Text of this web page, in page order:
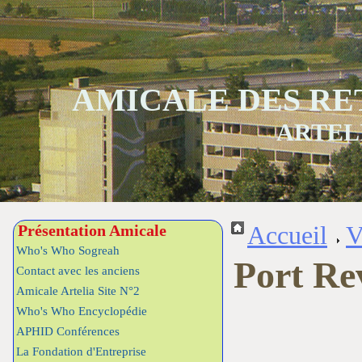
AMICALE DES
Présentation Amicale
Who's Who Sogreah
Contact avec les anciens
Amicale Artelia Site N°2
Who's Who Encyclopédie
APHID Conférences
La Fondation d'Entreprise
Accueil
Port